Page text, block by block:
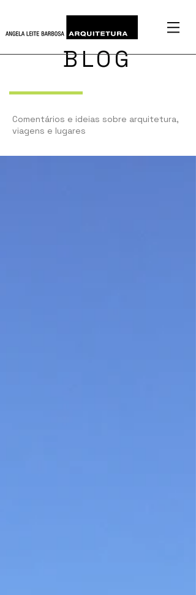
BLOG
Comentários e ideias sobre arquitetura,
viagens e lugares